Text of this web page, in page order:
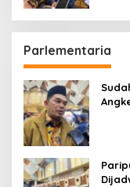
Parlementaria